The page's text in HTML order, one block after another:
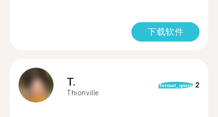
下载软件
T.
Thionville
format_quote 2